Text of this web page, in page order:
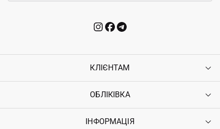
КЛІЄНТАМ
Контакти
Повернення
ОБЛІКІВКА
Увійти
ІНФОРМАЦІЯ